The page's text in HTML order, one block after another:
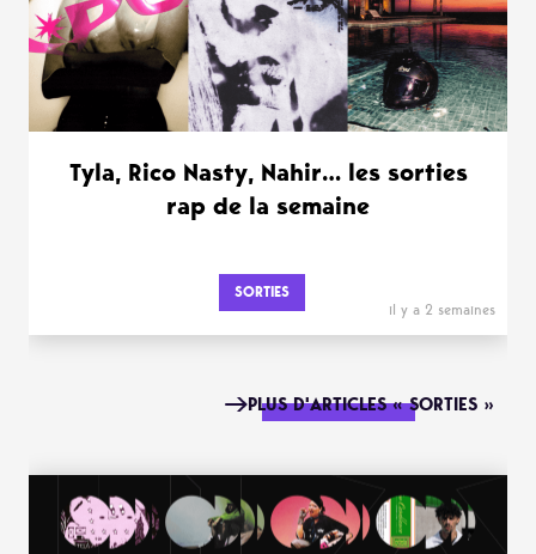
Tyla, Rico Nasty, Nahir… les sorties
rap de la semaine
SORTIES
il y a 2 semaines
PLUS D'ARTICLES « SORTIES »